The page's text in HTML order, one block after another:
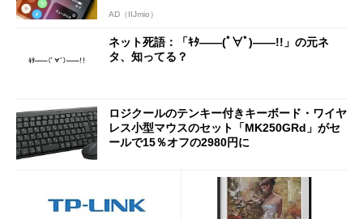
AD（IIJmio）
ネット死語：「ｷﾀ――(ﾟ∀ﾟ)――!!」の元ネ
タ、知ってる？
ロジクールのテンキー付きキーボード・ワイヤ
レス小型マウスのセット「MK250GRd」がセ
ールで15％オフの2980円に